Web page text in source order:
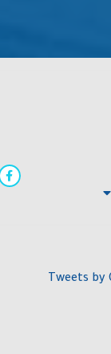
Tweets by